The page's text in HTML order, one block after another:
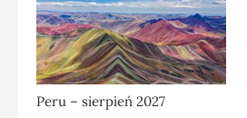
Peru – sierpień 2027